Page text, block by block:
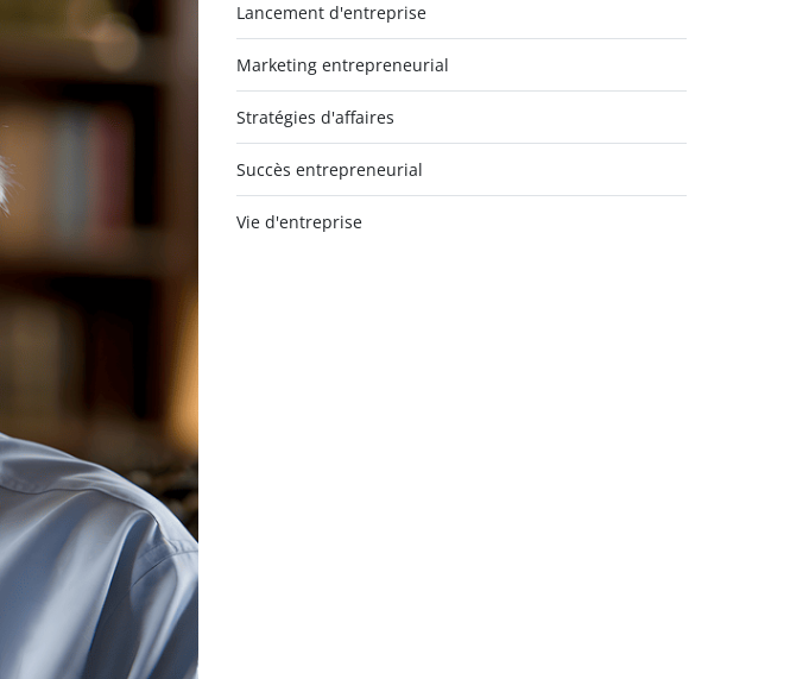
Lancement d'entreprise
Marketing entrepreneurial
Stratégies d'affaires
Succès entrepreneurial
Vie d'entreprise